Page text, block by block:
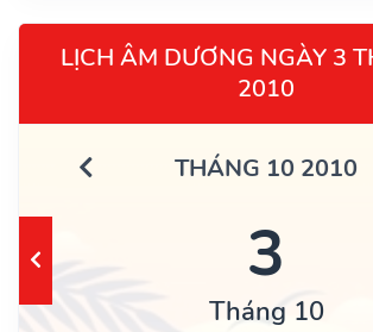
LỊCH ÂM DƯƠNG NGÀY 3
2010
THÁNG 10 2010
3
Tháng 10